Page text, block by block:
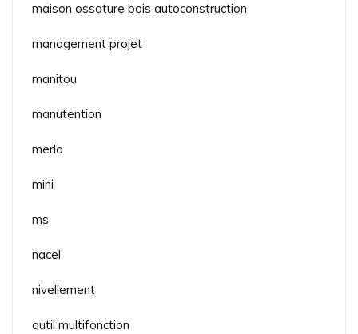
maison ossature bois autoconstruction
management projet
manitou
manutention
merlo
mini
ms
nacel
nivellement
outil multifonction